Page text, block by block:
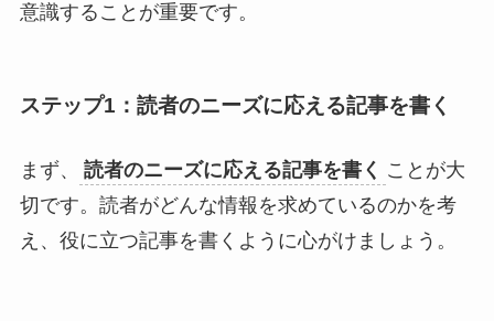
意識することが重要です。
ステップ1：読者のニーズに応える記事を書く
まず、 読者のニーズに応える記事を書く ことが大
切です。読者がどんな情報を求めているのかを考
え、役に立つ記事を書くように心がけましょう。